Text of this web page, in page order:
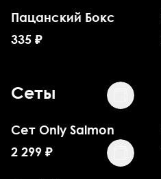
Пацанский Бокс
335 ₽
Сеты
Сет Only Salmon
2 299 ₽